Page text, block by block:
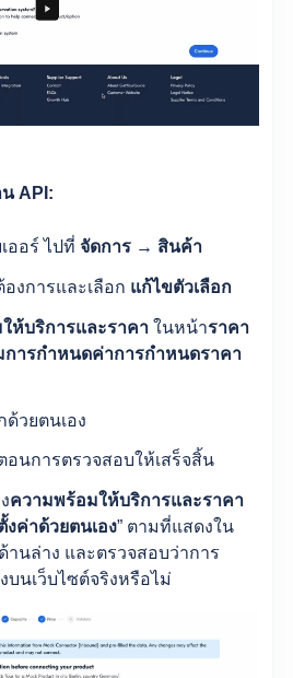
API:
ออร์ ไปที่จัดการ → สินค้า
งการและเลือก แก้ไขตัวเลือก
ห้บริการและราคา ในหน้าราคา
การกำหนดค่าการกำหนดราคา
วยตนเอง
นการตรวจสอบให้เสร็จสิ้น
ความพร้อมให้บริการและราคา
งค่าด้วยตนเอง” ตามที่แสดงใน
นล่าง และตรวจสอบว่าการ
นเว็บไซต์จริงหรือไม่